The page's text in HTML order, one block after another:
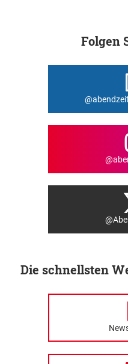
Folgen
Die schnellsten